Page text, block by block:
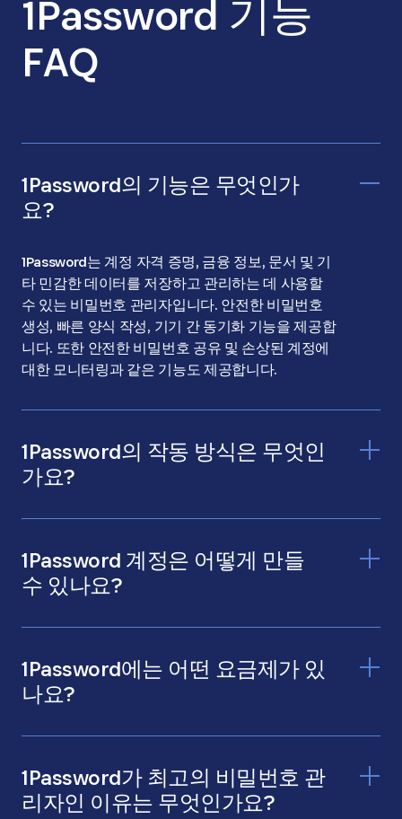
1Password 기능
FAQ
1Password의 기능은 무엇인가
요?
1Password는 계정 자격 증명, 금융 정보, 문서 및 기
타 민감한 데이터를 저장하고 관리하는 데 사용할
수 있는 비밀번호 관리자입니다. 안전한 비밀번호
생성, 빠른 양식 작성, 기기 간 동기화 기능을 제공합
니다. 또한 안전한 비밀번호 공유 및 손상된 계정에
대한 모니터링과 같은 기능도 제공합니다.
1Password의 작동 방식은 무엇인
가요?
1Password 계정은 어떻게 만들
수 있나요?
1Password에는 어떤 요금제가 있
나요?
1Password Individual: 개인용으로, 비밀번호를
1Password가 최고의 비밀번호 관
리자인 이유는 무엇인가요?